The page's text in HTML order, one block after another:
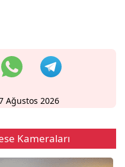
Ağustos 2026
Kameraları